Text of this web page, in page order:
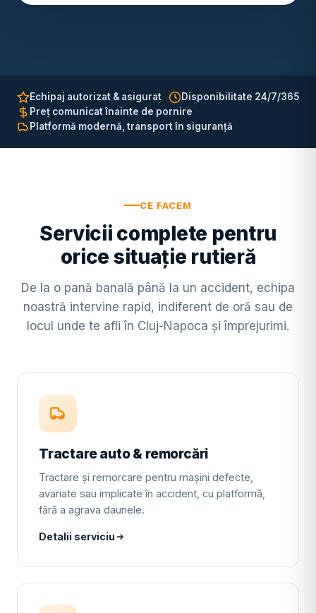
Echipaj autorizat & asigurat
Disponibilitate 24/7/365
Preț comunicat înainte de pornire
Platformă modernă, transport în siguranță
CE FACEM
Servicii complete pentru
orice situație rutieră
De la o pană banală până la un accident, echipa
noastră intervine rapid, indiferent de oră sau de
locul unde te afli în Cluj-Napoca și împrejurimi.
Tractare auto & remorcări
Tractare și remorcare pentru mașini defecte,
avariate sau implicate în accident, cu platformă,
fără a agrava daunele.
Detalii serviciu